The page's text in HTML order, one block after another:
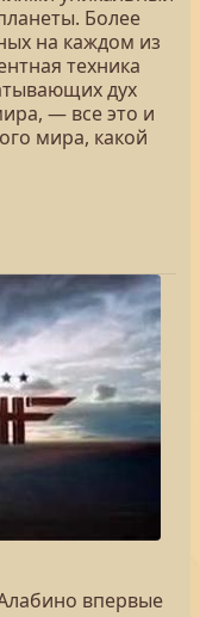
Более
на каждом из
техника
дух
— все это и
мира, какой
впервые